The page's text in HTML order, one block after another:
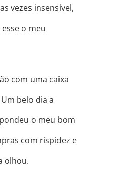
vezes insensível,
o meu
com uma caixa
belo dia a
o meu bom
com rispidez e
olhou.